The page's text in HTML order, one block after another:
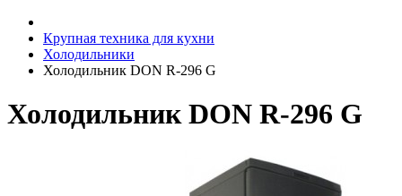
Крупная техника для кухни
Холодильники
Холодильник DON R-296 G
Холодильник DON R-296 G